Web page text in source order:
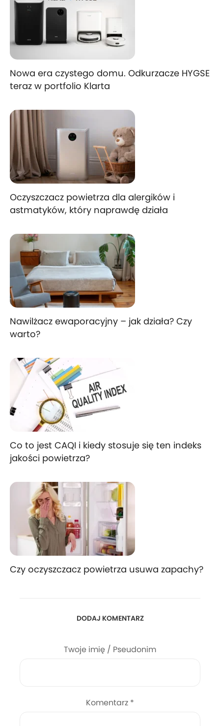
Nowa era czystego domu. Odkurzacze HYGSE
teraz w portfolio Klarta
Oczyszczacz powietrza dla alergików i
astmatyków, który naprawdę działa
Nawilżacz ewaporacyjny – jak działa? Czy
warto?
Co to jest CAQI i kiedy stosuje się ten indeks
jakości powietrza?
Czy oczyszczacz powietrza usuwa zapachy?
DODAJ KOMENTARZ
Komentarz *
Twoje imię / Pseudonim